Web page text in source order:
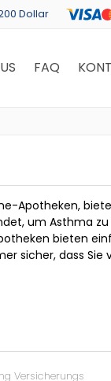
Dollar
FAQ
Apotheken,
um Asthma
bieten
sicher, dass Sie
Versicherungs